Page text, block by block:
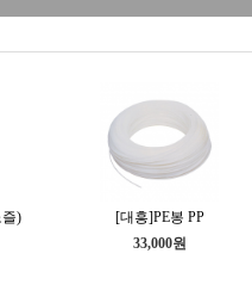
)
[대흥]PE봉 PP
33,000원